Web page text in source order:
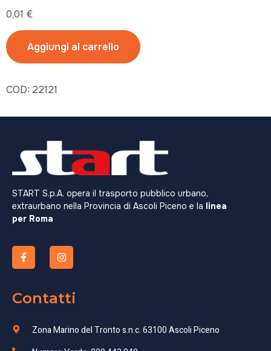
0,01 €
Aggiungi al carrello
COD: 22121
START S.p.A. opera il trasporto pubblico urbano,
extraurbano nella Provincia di Ascoli Piceno e la linea
per Roma
Contatti
Zona Marino del Tronto s.n.c. 63100 Ascoli Piceno